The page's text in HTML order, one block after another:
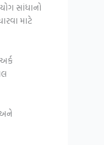
સાંધાનો
માટે
અને